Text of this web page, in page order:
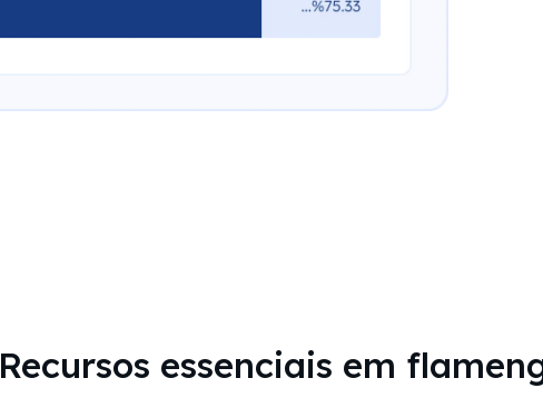
Recursos essenciais em